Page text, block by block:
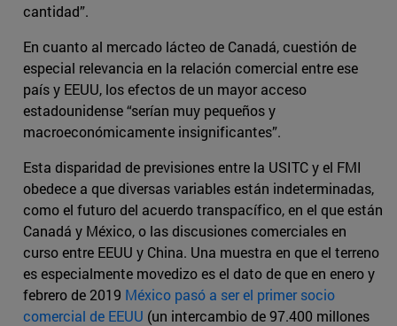
cantidad”.
En cuanto al mercado lácteo de Canadá, cuestión de
especial relevancia en la relación comercial entre ese
país y EEUU, los efectos de un mayor acceso
estadounidense “serían muy pequeños y
macroeconómicamente insignificantes”.
Esta disparidad de previsiones entre la USITC y el FMI
obedece a que diversas variables están indeterminadas,
como el futuro del acuerdo transpacífico, en el que están
Canadá y México, o las discusiones comerciales en
curso entre EEUU y China. Una muestra en que el terreno
es especialmente movedizo es el dato de que en enero y
febrero de 2019 México pasó a ser el primer socio
comercial de EEUU (un intercambio de 97.400 millones